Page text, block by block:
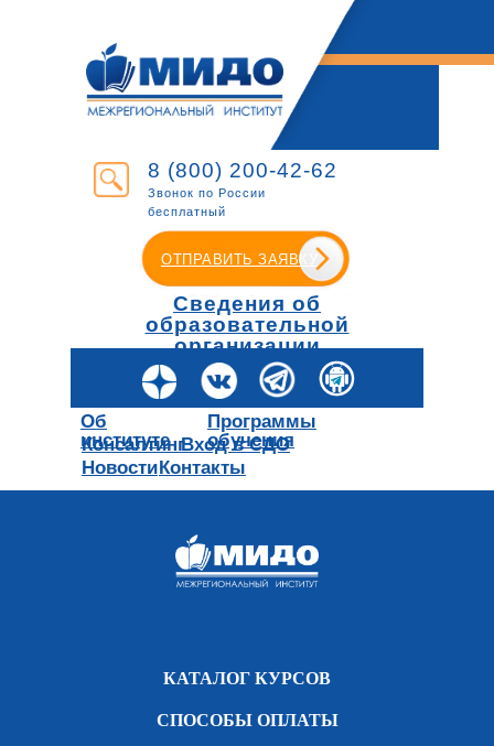
8 (800) 200-42-62
Звонок по России
бесплатный
ОТПРАВИТЬ ЗАЯВКУ
Сведения об
образовательной
организации
Об
институте
Программы
обучения
Консалтинг
Новости
Вход в СДО
Контакты
КАТАЛОГ КУРСОВ
СПОСОБЫ ОПЛАТЫ